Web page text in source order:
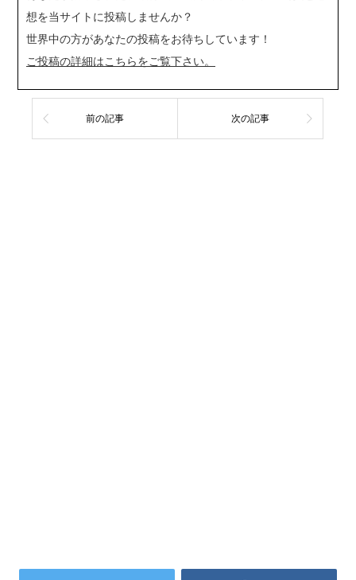
想を当サイトに投稿しませんか？
世界中の方があなたの投稿をお待ちしています！
ご投稿の詳細はこちらをご覧下さい。
前の記事 次の記事